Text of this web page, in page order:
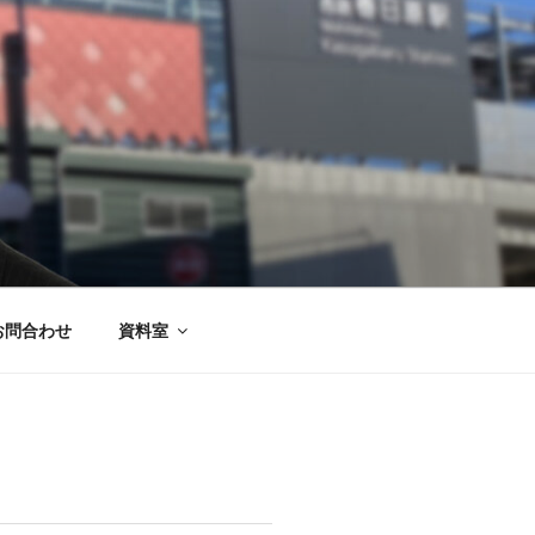
問合わせ 資料室